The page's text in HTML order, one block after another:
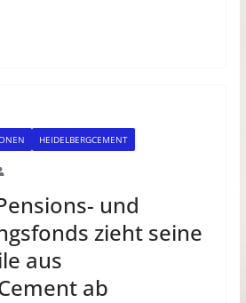
HEIDELBERGCEMENT
und
zieht seine
aus
ab